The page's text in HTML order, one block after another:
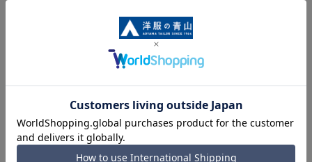
■ブラウザやお使いのモニター環境、また撮影時の室内外の光
加減により、実際の商品と掲載画像の色味が異なる場合がござ
■店舗や各モールサイトと商品在庫を共有しております関係
上、ご注文いただいたタイミングにより欠品が発生し、ご注文
を完了できない場合がございます。予めご了承ください。
■お急ぎ発送のご注文につきましても、ご注文のタイミングに
よってはお急ぎ発送サービスを選択できない場合がございま